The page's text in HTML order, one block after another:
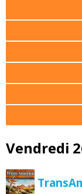
Vendredi